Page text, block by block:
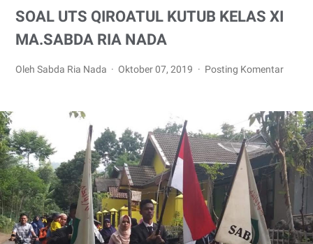
SOAL UTS QIROATUL KUTUB KELAS XI
MA.SABDA RIA NADA
Oleh Sabda Ria Nada Oktober 07, 2019 Posting Komentar